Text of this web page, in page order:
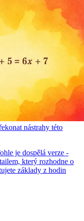
nástrahy této
je dospělá verze -
který rozhodne o
základy z hodin